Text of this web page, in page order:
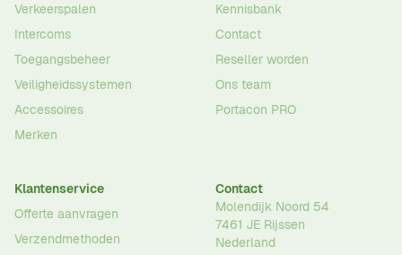
Verkeerspalen
Intercoms
Toegangsbeheer
Veiligheidssystemen
Accessoires
Merken
Kennisbank
Contact
Reseller worden
Ons team
Portacon PRO
Klantenservice
Offerte aanvragen
Verzendmethoden
Contact
Molendijk Noord 54
7461 JE Rijssen
Nederland